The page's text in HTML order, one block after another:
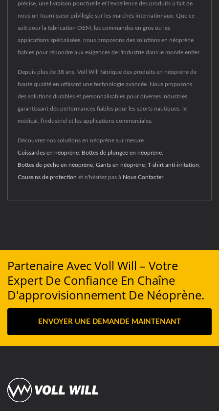
précise, une livraison ponctuelle et l'excellence des produits a fait de
nous un fournisseur privilégié sur les marchés internationaux. Que ce
soit pour la fabrication OEM, les commandes en gros ou les
applications spécialisées, nous proposons des solutions en néoprène
fiables pour répondre aux exigences de l'industrie dans le monde entier.
Depuis plus de 38 ans, Voll Will fabrique des produits en néoprène de
haute qualité en utilisant une technologie avancée. Nous proposons
des solutions durables et personnalisables pour diverses industries,
garantissant des performances fiables pour les sports nautiques, le
médical, l'industriel et les applications commerciales.
Découvrez nos solutions en néoprène sur mesure
Cuissardes en néoprène Bottes de plongée en néoprène
Bottes de pêche en néoprène Gants en néoprène T-shirt anti-irritation
Coussins de protection et n'hésitez pas à Nous Contacter.
Partenaire Avec Voll Will – Votre
Expert De Confiance En Chaîne
D'approvisionnement De Néoprène.
ENVOYER UNE DEMANDE MAINTENANT